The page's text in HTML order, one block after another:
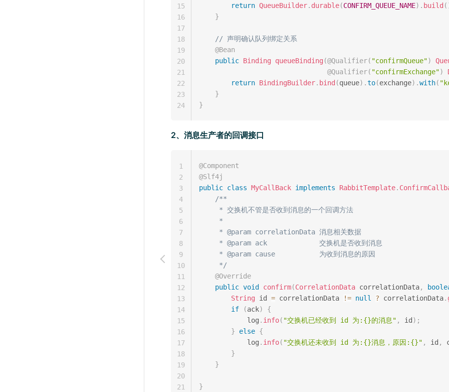
return QueueBuilder. durable(CONFIRM_QUEUE_NAME) . build (
}
// 声明确认队列绑定关系
@Bean
public Binding queueBinding (@Qualifier( "confirmQueue")
@Qualifier( "confirmExchange")
return BindingBuilder. bind (queue) .to(exchange) .with(
}
}
15
16
17
18
19
20
21
22
23
24
2、消息生产者的回调接口
@Component
@Slf4j
public class MyCallBack implements RabbitTemplate.
/**
     * 交换机不管是否收到消息的一个回调方法
     *
     * @param correlationData 消息相关数据
     * @param ack             交换机是否收到消息
     * @param cause           为收到消息的原因
     */
@Override
public void confirm(CorrelationData correlationData,
String id = correlationData != null ? correlationData.
if
(ack)
{
            log
. info( "交换机已经收到 id 为:{}的消息" , id ) ;
}
else {
            log
. info( "交换机还未收到 id 为:{}消息，原因:{}" , id ,
}
}
}
1
2
3
4
5
6
7
8
9
10
11
12
13
14
15
16
17
18
19
20
21